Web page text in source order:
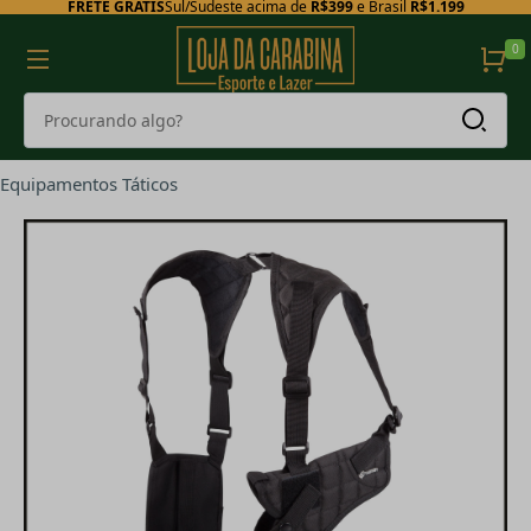
FRETE GRÁTISSul/Sudeste acima de R$399e Brasil R$1.199
0
Equipamentos Táticos